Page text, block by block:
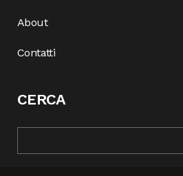
About
Contatti
CERCA